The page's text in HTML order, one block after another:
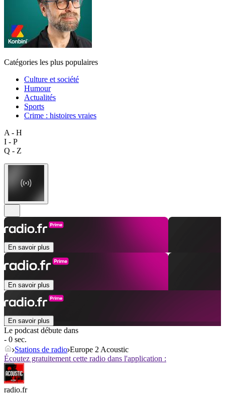
Catégories les plus populaires
Culture et société
Humour
Actualités
Sports
Crime : histoires vraies
A - H
I - P
Q - Z
En savoir plus
En savoir plus
En savoir plus
Le podcast débute dans
- 0 sec.
Stations de radio Europe 2 Acoustic
Écoutez gratuitement cette radio dans l'application :
radio.fr